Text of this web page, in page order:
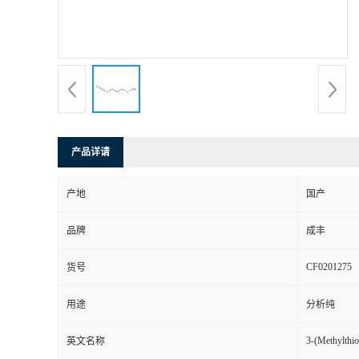
产品详请
产地 国产
品牌 成丰
货号 CF0201275
用途 分析纯
英文名称 3-